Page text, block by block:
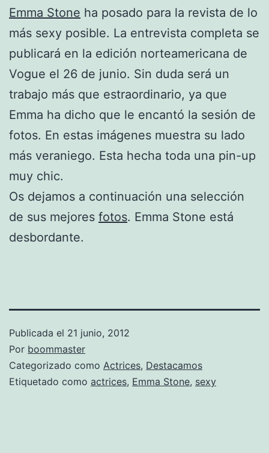
Emma Stone ha posado para la revista de lo
más sexy posible. La entrevista completa se
publicará en la edición norteamericana de
Vogue el 26 de junio. Sin duda será un
trabajo más que estraordinario, ya que
Emma ha dicho que le encantó la sesión de
fotos. En estas imágenes muestra su lado
más veraniego. Esta hecha toda una pin-up
muy chic.
Os dejamos a continuación una selección
de sus mejores fotos. Emma Stone está
desbordante.
Publicada el 21 junio, 2012
Por boommaster
Categorizado como Actrices, Destacamos
Etiquetado como actrices, Emma Stone, sexy